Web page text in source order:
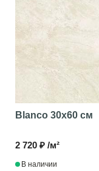
Blanco 30x60 см
2 720 ₽ /м²
В наличии